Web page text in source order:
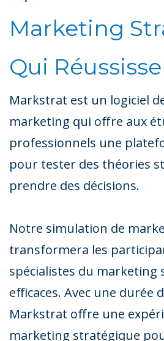
Marketing
Qui
Markstrat est un logiciel
marketing qui offre aux
professionnels une
pour tester des théories
prendre des décisions.
Notre simulation de
transformera les
spécialistes du marketing
efficaces. Avec une durée
Markstrat offre une
marketing stratégique